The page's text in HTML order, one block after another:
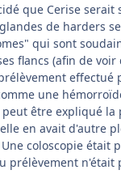
que Cerise serait
de harders
qui sont
flancs (afin de
effectué
une
être expliqué la
en avait d'autre
coloscopie était
prélèvement n'était